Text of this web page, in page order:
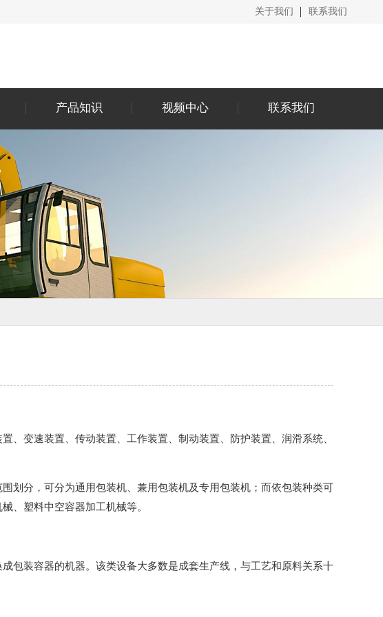
关于我们 联系我们
产品知识 视频中心 联系我们
、变速装置、传动装置、工作装置、制动装置、防护装置、润滑系统、
划分，可分为通用包装机、兼用包装机及专用包装机；而依包装种类可
、塑料中空容器加工机械等。
包装容器的机器。该类设备大多数是成套生产线，与工艺和原料关系十